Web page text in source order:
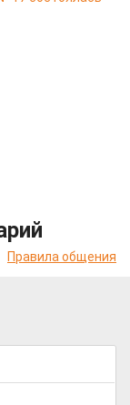
Правила общения